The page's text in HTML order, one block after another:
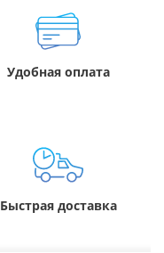
Удобная оплата
Быстрая доставка